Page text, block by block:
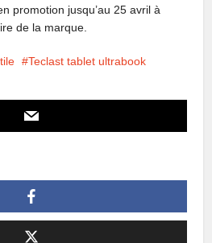
promotion jusqu’au 25 avril à
de la marque.
Teclast tablet ultrabook